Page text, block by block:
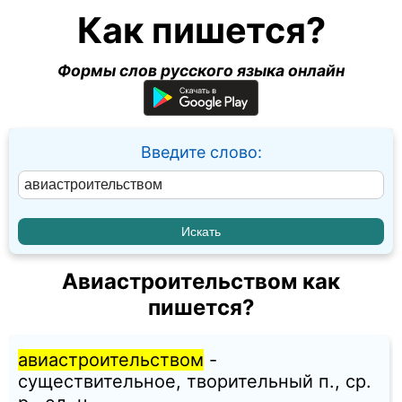
Как пишется?
Формы слов русского языка онлайн
Введите слово:
Авиастроительством как
пишется?
авиастроительством -
существительное, творительный п., ср.